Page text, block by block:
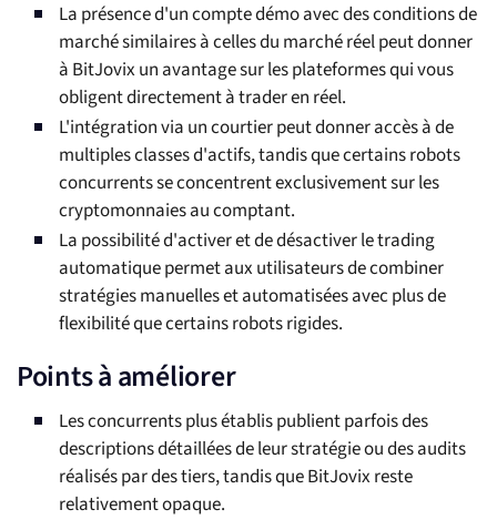
La présence d'un compte démo avec des conditions de
marché similaires à celles du marché réel peut donner
à BitJovix un avantage sur les plateformes qui vous
obligent directement à trader en réel.
L'intégration via un courtier peut donner accès à de
multiples classes d'actifs, tandis que certains robots
concurrents se concentrent exclusivement sur les
cryptomonnaies au comptant.
La possibilité d'activer et de désactiver le trading
automatique permet aux utilisateurs de combiner
stratégies manuelles et automatisées avec plus de
flexibilité que certains robots rigides.
Points à améliorer
Les concurrents plus établis publient parfois des
descriptions détaillées de leur stratégie ou des audits
réalisés par des tiers, tandis que BitJovix reste
relativement opaque.